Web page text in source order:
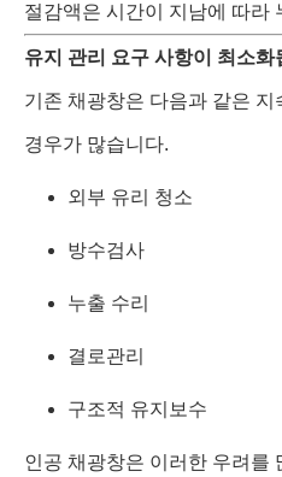
절감액은 시간이 지남에 따라
유지 관리 요구 사항이 최소화
기존 채광창은 다음과 같은
경우가 많습니다.
외부 유리 청소
방수검사
누출 수리
결로관리
구조적 유지보수
인공 채광창은 이러한 우려를